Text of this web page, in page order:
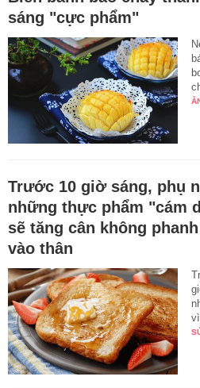
sáng "cực phẩm"
Trước 10 giờ sáng, phụ
những thực phẩm "cám
sẽ tăng cân không
vào thân